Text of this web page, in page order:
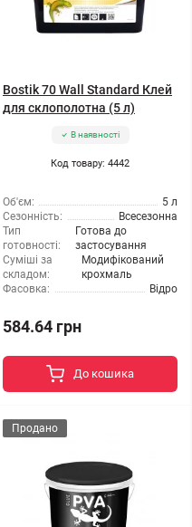
Bostik 70 Wall Standard Клей
для склополотна (5 л)
В наявності
Код товару: 4442
Об'єм:
5 л
Сезонність:
Всесезонна
Тип
готовності:
Готова до
застосування
Суміші за
складом:
Модифікований
крохмаль
Фасовка:
Відро
584.64 грн
До кошика
Продано